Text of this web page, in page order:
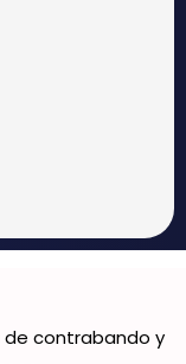
contrabando y